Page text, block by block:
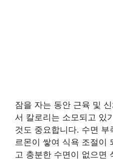
잠을 자는 동안 근육 및
서 칼로리는 소모되고 있
것도 중요합니다. 수면
르몬이 쌓여 식욕 조절이
고 충분한 수면이 없으면